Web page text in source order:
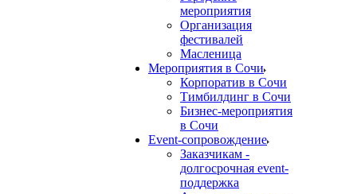
мероприятия
Организация
фестивалей
Масленица
Мероприятия в Сочи
Корпоратив в Сочи
Тимбилдинг в Сочи
Бизнес-мероприятия
в Сочи
Event-сопровождение
Заказчикам -
долгосрочная event-
поддержка